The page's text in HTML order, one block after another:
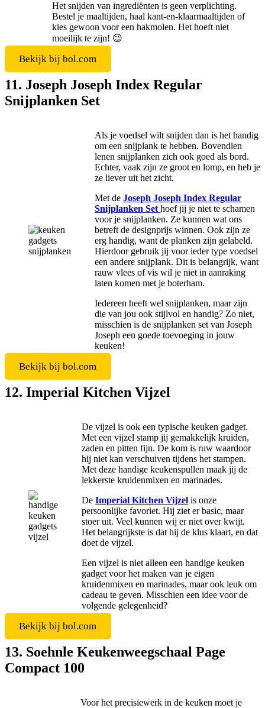
Het snijden van ingrediënten is geen verplichting.
Bestel je maaltijden, haal kant-en-klaarmaaltijden of
kies gewoon voor een hakmolen. Het hoeft niet
moeilijk te zijn! 😉
Bekijk bij bol.com
11. Joseph Joseph Index Regular
Snijplanken Set
Als je voedsel wilt snijden dan is het handig
om een snijplank te hebben. Bovendien
lenen snijplanken zich ook goed als bord.
Echter, vaak zijn ze groot en lomp, en heb je
ze liever uit het zicht.
Met de Joseph Joseph Index Regular
Snijplanken Set hoef jij je niet te schamen
voor je snijplanken. Ze kunnen wat ons
betreft de designprijs winnen. Ook zijn ze
erg handig, want de planken zijn gelabeld.
Hierdoor gebruik jij voor ieder type voedsel
een andere snijplank. Dit is belangrijk, want
rauw vlees of vis wil je niet in aanraking
laten komen met je boterham.
Iedereen heeft wel snijplanken, maar zijn
die van jou ook stijlvol en handig? Zo niet,
misschien is de snijplanken set van Joseph
Joseph een goede toevoeging in jouw
keuken!
Bekijk bij bol.com
12. Imperial Kitchen Vijzel
De vijzel is ook een typische keuken gadget.
Met een vijzel stamp jij gemakkelijk kruiden,
zaden en pitten fijn. De kom is ruw waardoor
hij niet kan verschuiven tijdens het stampen.
Met deze handige keukenspullen maak jij de
lekkerste kruidenmixen en marinades.
De Imperial Kitchen Vijzel is onze
persoonlijke favoriet. Hij ziet er basic, maar
stoer uit. Veel kunnen wij er niet over kwijt.
Het belangrijkste is dat hij de klus klaart, en dat
doet de vijzel.
Een vijzel is niet alleen een handige keuken
gadget voor het maken van je eigen
kruidenmixen en marinades, maar ook leuk om
cadeau te geven. Misschien een idee voor de
volgende gelegenheid?
Bekijk bij bol.com
13. Soehnle Keukenweegschaal Page
Compact 100
Voor het precisiewerk in de keuken moet je